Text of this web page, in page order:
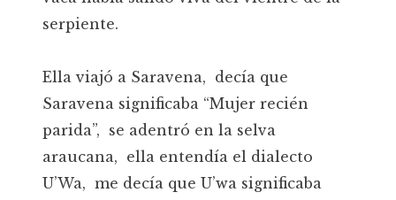
serpiente.
Ella viajó a Saravena, decía que
Saravena significaba “Mujer recién
parida”, se adentró en la selva
araucana, ella entendía el dialecto
U’Wa, me decía que U’wa significaba